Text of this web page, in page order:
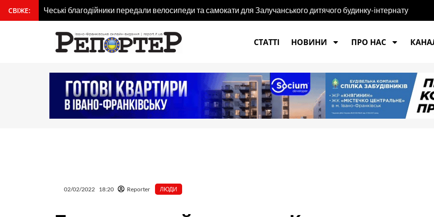
вмісту
СВІЖЕ: Чеські благодійники передали велосипеди та самокати для Залучанського дитячого будинку-інтернату
СТАТТІ
НОВИНИ ПРО НАС
02/02/2022 18:20 Reporter ЛЮДИ